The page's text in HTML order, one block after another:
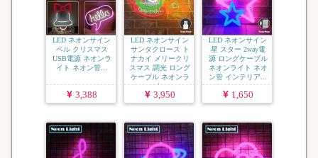
LED ネオンサイン
ベル クリスマス
USB電源 ネオンラ
イト ネオン管...
3,388
LED ネオンサイン
サンタクロース ト
ナカイ メリークリ
スマス 調光 ロング
ケーブル ネオンラ
イ...
3,950
LED ネオンサイン
星 スター 2way電
源 ロングケーブル
ネオンライト ネオ
ン管 インテリア...
1,650